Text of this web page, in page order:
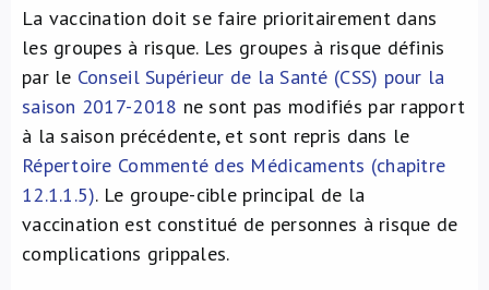
La vaccination doit se faire prioritairement dans
les groupes à risque. Les groupes à risque définis
par le Conseil Supérieur de la Santé (CSS) pour la
saison 2017-2018 ne sont pas modifiés par rapport
à la saison précédente, et sont repris dans le
Répertoire Commenté des Médicaments (chapitre
12.1.1.5). Le groupe-cible principal de la
vaccination est constitué de personnes à risque de
complications grippales.